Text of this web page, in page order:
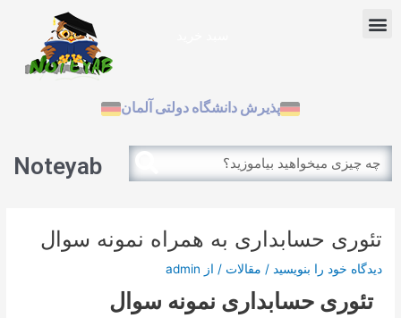
Menu
پذیرش دانشگاه دولتی آلمان
Search
Search
Noteyab
تئوری حسابداری به همراه نمونه سوال
دیدگاه‌ خود را بنویسید / مقالات / از admin
تئوری حسابداری نمونه سوال
نوشته